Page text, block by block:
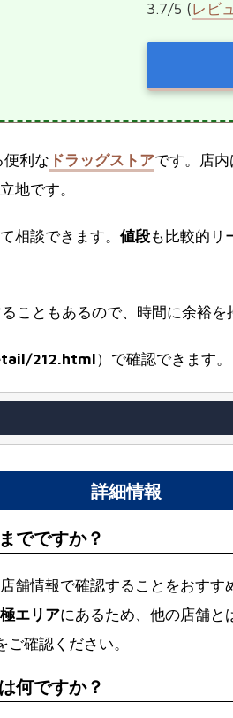
3.7/5 (レビ
便利な ドラッグストアです。店内
地です。
相談できます。 値段も比較的リ
こともあるので、時間に余裕を
212.html）で確認できます。
詳細情報
でですか？
舗情報で確認することをおすす
エリアにあるため、他の店舗と
ご確認ください。
何ですか？